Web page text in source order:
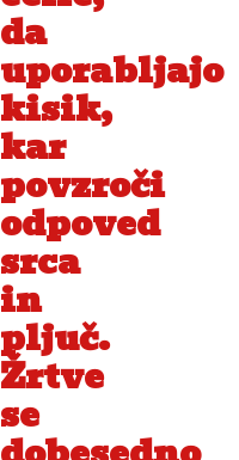
da
uporabljajo
kisik,
kar
povzroči
odpoved
srca
in
pljuč.
Žrtve
se